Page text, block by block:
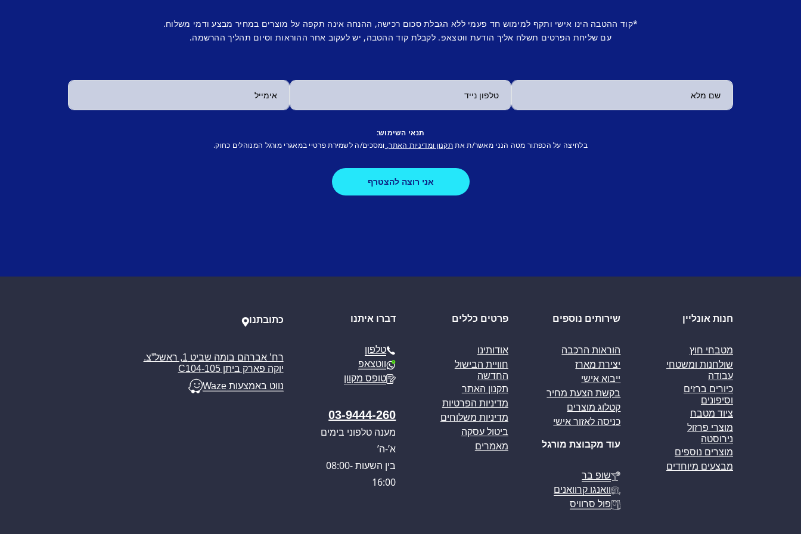
*קוד ההטבה הינו אישי ותקף למימוש חד פעמי ללא הגבלת סכום רכישה, ההנחה אינה תקפה על מוצרים במחיר מבצע ודמי משלוח.
עם שליחת הפרטים תשלח אליך הודעת ווטצאפ. לקבלת קוד ההטבה, יש לעקוב אחר ההוראות וסיום תהליך ההרשמה.
תנאי השימוש:
בלחיצה על הכפתור מטה הנני מאשר/ת את תקנון ומדיניות האתר, ומסכים/ה לשמירת פרטיי במאגרי מורגל המנוהלים כחוק.
חנות אונליין
מטבחי חוץ
שולחנות ומשטחי
עבודה
כיורים ברזים
וסיפונים
ציוד מטבח
מוצרי פרזול
נירוסטה
מוצרים נוספים
מבצעים מיוחדים
שירותים נוספים
הוראות הרכבה
יצירת מארז
ייבוא אישי
בקשת הצעת מחיר
קטלוג מוצרים
כניסה לאזור אישי
עוד מקבוצת מורגל
שופ בר
וואנגו קרוואנים
פול סרוויס
פרטים כללים
אודותינו
חוויית הבישול
החדשה
תקנון האתר
מדיניות הפרטיות
מדיניות משלוחים
ביטול עסקה
מאמרים
דברו איתנו
טלפון
ווטצאפ
טופס מקוון
03-9444-260
מענה טלפוני בימים
א’-ה’
בין השעות 08:00-
16:00
כתובתנו
רח’ אברהם בומה שביט 1, ראשל”צ.
יוקה פארק ביתן C104-105
נווט באמצעות Waze